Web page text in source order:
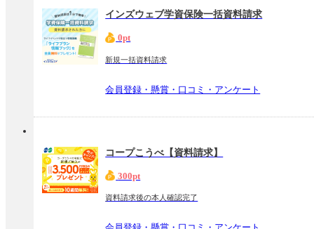
インズウェブ学資保険一括資料請求
0pt
新規一括資料請求
会員登録・懸賞・口コミ・アンケート
コープこうべ【資料請求】
300pt
資料請求後の本人確認完了